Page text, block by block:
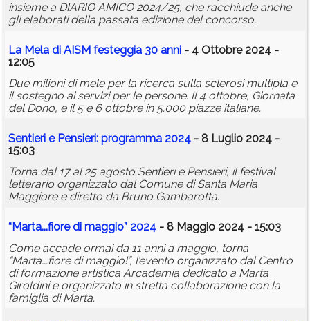
insieme a DIARIO AMICO 2024/25, che racchiude anche
gli elaborati della passata edizione del concorso.
La Mela di AISM festeggia 30 anni - 4 Ottobre 2024 -
12:05
Due milioni di mele per la ricerca sulla sclerosi multipla e
il sostegno ai servizi per le persone. Il 4 ottobre, Giornata
del Dono, e il 5 e 6 ottobre in 5.000 piazze italiane.
Sentieri e Pensieri: programma 2024 - 8 Luglio 2024 -
15:03
Torna dal 17 al 25 agosto Sentieri e Pensieri, il festival
letterario organizzato dal Comune di Santa Maria
Maggiore e diretto da Bruno Gambarotta.
“Marta...fiore di maggio” 2024 - 8 Maggio 2024 - 15:03
Come accade ormai da 11 anni a maggio, torna
“Marta...fiore di maggio!”, l’evento organizzato dal Centro
di formazione artistica Arcademia dedicato a Marta
Giroldini e organizzato in stretta collaborazione con la
famiglia di Marta.